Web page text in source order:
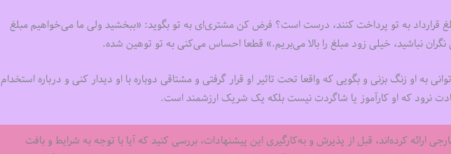
قرارداد به تو پرداخت کنند، درست است؟ فرض کن مشتری‌ای به تو بگوید: «ببخشید ولی ما می‌خواهیم مبلغ
نگران نباشید، خیلی زود مبلغ را بالا می‌بریم.» قطعا احساس می‌کنی به تو توهین شده.
به او زنگ بزنی و بگویی که واقعا تحت تاثیر او قرار گرفتی و مشتاقی دوباره با او دیدار کنی و درباره استخدام
ارائه کرده‌اند، قبل از پذیرش و به‌کارگیری این پیشنهادات، بررسی کنید که آیا با توجه به شرایط و بافت